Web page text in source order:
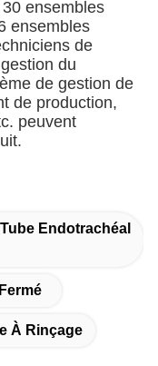
ensembles
ensembles
de
du
de gestion de
de production,
peuvent
Endotrachéal
À Rinçage